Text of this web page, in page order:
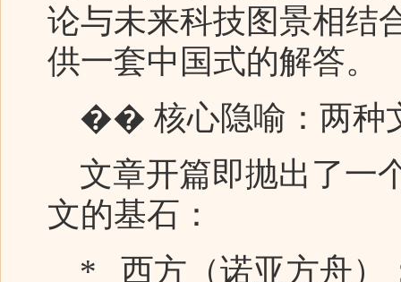
论与未来科技图景相结
供一套中国式的解答。
�� 核心隐喻：两种
文章开篇即抛出了一
文的基石：
* 西方（诺亚方舟）